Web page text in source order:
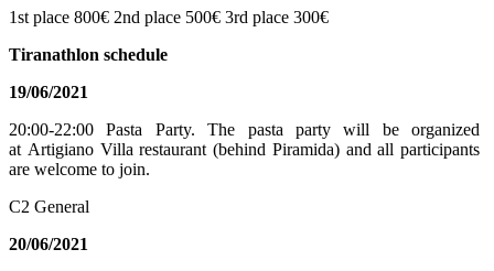
1st place 800€ 2nd place 500€ 3rd place 300€
Tiranathlon schedule
19/06/2021
20:00-22:00 Pasta Party. The pasta party will be organized
at Artigiano Villa restaurant (behind Piramida) and all participants
are welcome to join.
C2 General
20/06/2021